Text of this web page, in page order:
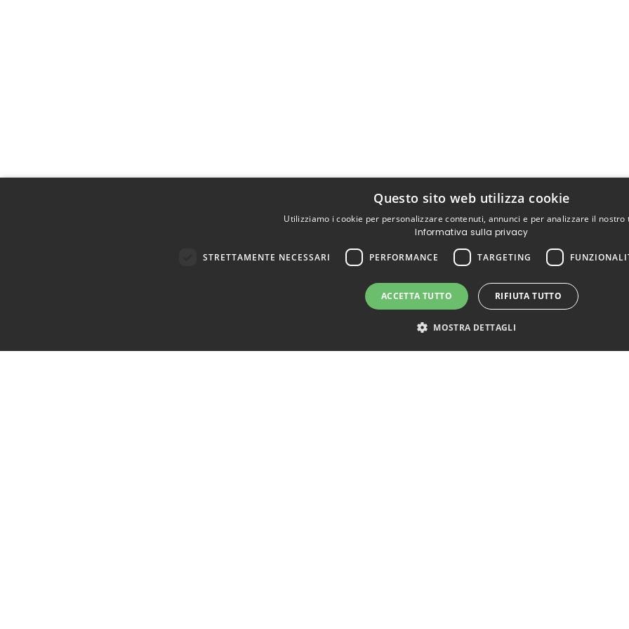
Questo sito web utilizza cookie
Utilizziamo i cookie per personalizzare contenuti, annunci e per analizzare il nostro
Informativa sulla privacy
STRETTAMENTE NECESSARI PERFORMANCE TARGETING
ACCETTA TUTTO RIFIUTA TUTTO
MOSTRA DETTAGLI